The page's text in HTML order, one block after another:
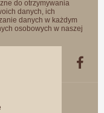
do otrzymywania
danych, ich
danych w każdym
osobowych w naszej